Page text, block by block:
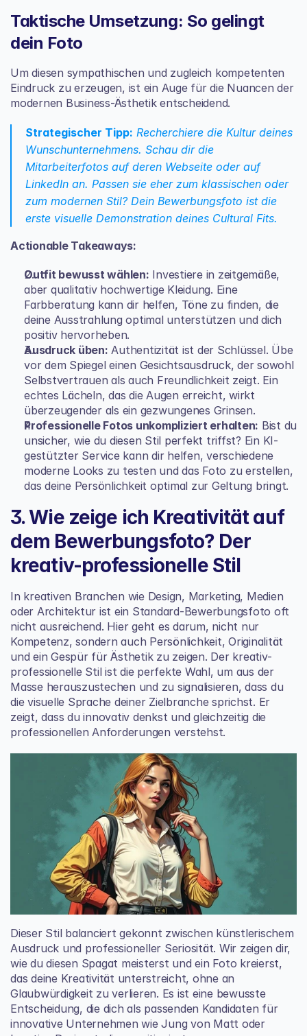
Taktische Umsetzung: So gelingt
dein Foto
Um diesen sympathischen und zugleich kompetenten
Eindruck zu erzeugen, ist ein Auge für die Nuancen der
modernen Business-Ästhetik entscheidend.
Strategischer Tipp: Recherchiere die Kultur deines
Wunschunternehmens. Schau dir die
Mitarbeiterfotos auf deren Webseite oder auf
LinkedIn an. Passen sie eher zum klassischen oder
zum modernen Stil? Dein Bewerbungsfoto ist die
erste visuelle Demonstration deines Cultural Fits.
Actionable Takeaways:
Outfit bewusst wählen: Investiere in zeitgemäße,
aber qualitativ hochwertige Kleidung. Eine
Farbberatung kann dir helfen, Töne zu finden, die
deine Ausstrahlung optimal unterstützen und dich
positiv hervorheben.
Ausdruck üben: Authentizität ist der Schlüssel. Übe
vor dem Spiegel einen Gesichtsausdruck, der sowohl
Selbstvertrauen als auch Freundlichkeit zeigt. Ein
echtes Lächeln, das die Augen erreicht, wirkt
überzeugender als ein gezwungenes Grinsen.
Professionelle Fotos unkompliziert erhalten: Bist du
unsicher, wie du diesen Stil perfekt triffst? Ein KI-
gestützter Service kann dir helfen, verschiedene
moderne Looks zu testen und das Foto zu erstellen,
das deine Persönlichkeit optimal zur Geltung bringt.
3. Wie zeige ich Kreativität auf
dem Bewerbungsfoto? Der
kreativ-professionelle Stil
In kreativen Branchen wie Design, Marketing, Medien
oder Architektur ist ein Standard-Bewerbungsfoto oft
nicht ausreichend. Hier geht es darum, nicht nur
Kompetenz, sondern auch Persönlichkeit, Originalität
und ein Gespür für Ästhetik zu zeigen. Der kreativ-
professionelle Stil ist die perfekte Wahl, um aus der
Masse herauszustechen und zu signalisieren, dass du
die visuelle Sprache deiner Zielbranche sprichst. Er
zeigt, dass du innovativ denkst und gleichzeitig die
professionellen Anforderungen verstehst.
Dieser Stil balanciert gekonnt zwischen künstlerischem
Ausdruck und professioneller Seriosität. Wir zeigen dir,
wie du diesen Spagat meisterst und ein Foto kreierst,
das deine Kreativität unterstreicht, ohne an
Glaubwürdigkeit zu verlieren. Es ist eine bewusste
Entscheidung, die dich als passenden Kandidaten für
innovative Unternehmen wie Jung von Matt oder